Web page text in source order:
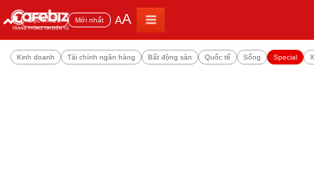
Đọc nhiều Mới nhất AA
Kinh doanh Tài chính ngân hàng Bất động sản Quốc tế Sống Special